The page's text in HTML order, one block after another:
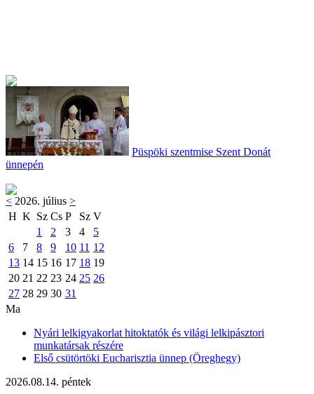
Püspöki szentmise Szent Donát
ünnepén
< 2026. július >
H K Sz Cs P Sz V
1
2 3 4
5
6
7 8 9 10 11 12
13 14 15 16 17 18 19
20 21 22 23 24 25 26
27 28 29 30 31
Ma
Nyári lelkigyakorlat hitoktatók és világi lelkipásztori
munkatársak részére
Első csütörtöki Eucharisztia ünnep (Öreghegy)
2026.08.14. péntek